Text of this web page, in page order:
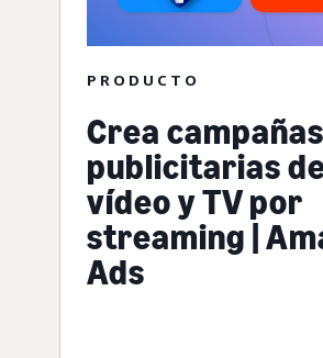
PRODUCTO
Crea campañas
publicitarias
vídeo y TV por
streaming |
Ads